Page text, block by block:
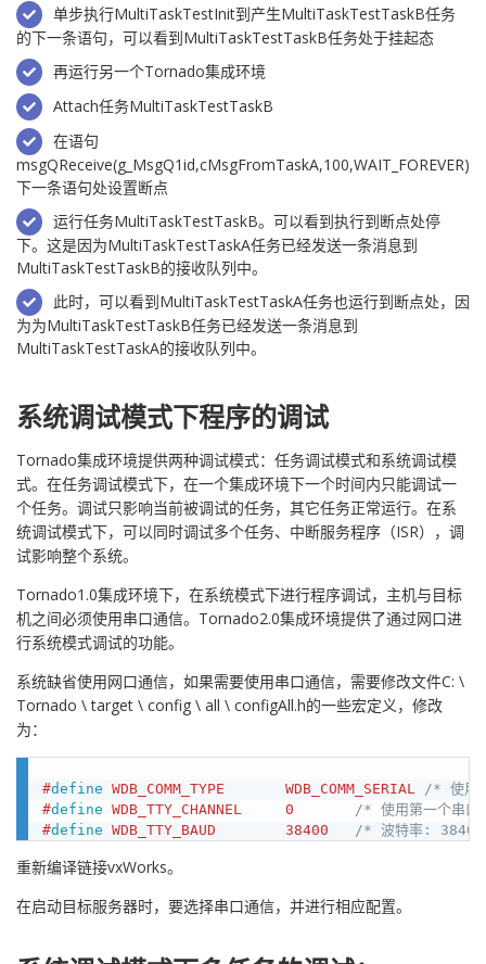
单步执行MultiTaskTestInit到产生MultiTaskTestTaskB任务
的下一条语句，可以看到MultiTaskTestTaskB任务处于挂起态
再运行另一个Tornado集成环境
Attach任务MultiTaskTestTaskB
在语句
msgQReceive(g_MsgQ1id,cMsgFromTaskA,100,WAIT_FOREVER)
下一条语句处设置断点
运行任务MultiTaskTestTaskB。可以看到执行到断点处停
下。这是因为MultiTaskTestTaskA任务已经发送一条消息到
MultiTaskTestTaskB的接收队列中。
此时，可以看到MultiTaskTestTaskA任务也运行到断点处，因
为为MultiTaskTestTaskB任务已经发送一条消息到
MultiTaskTestTaskA的接收队列中。
系统调试模式下程序的调试
Tornado集成环境提供两种调试模式：任务调试模式和系统调试模
式。在任务调试模式下，在一个集成环境下一个时间内只能调试一
个任务。调试只影响当前被调试的任务，其它任务正常运行。在系
统调试模式下，可以同时调试多个任务、中断服务程序（ISR），调
试影响整个系统。
Tornado1.0集成环境下，在系统模式下进行程序调试，主机与目标
机之间必须使用串口通信。Tornado2.0集成环境提供了通过网口进
行系统模式调试的功能。
系统缺省使用网口通信，如果需要使用串口通信，需要修改文件C: \
Tornado \ target \ config \ all \ configAll.h的一些宏定义，修改
为：
#define WDB_COMM_TYPE		WDB_COMM_SERIAL /* 使用
#define WDB_TTY_CHANNEL		0 /* 使用第一个串
#define WDB_TTY_BAUD		38400 /* 波特率:
重新编译链接vxWorks。
在启动目标服务器时，要选择串口通信，并进行相应配置。